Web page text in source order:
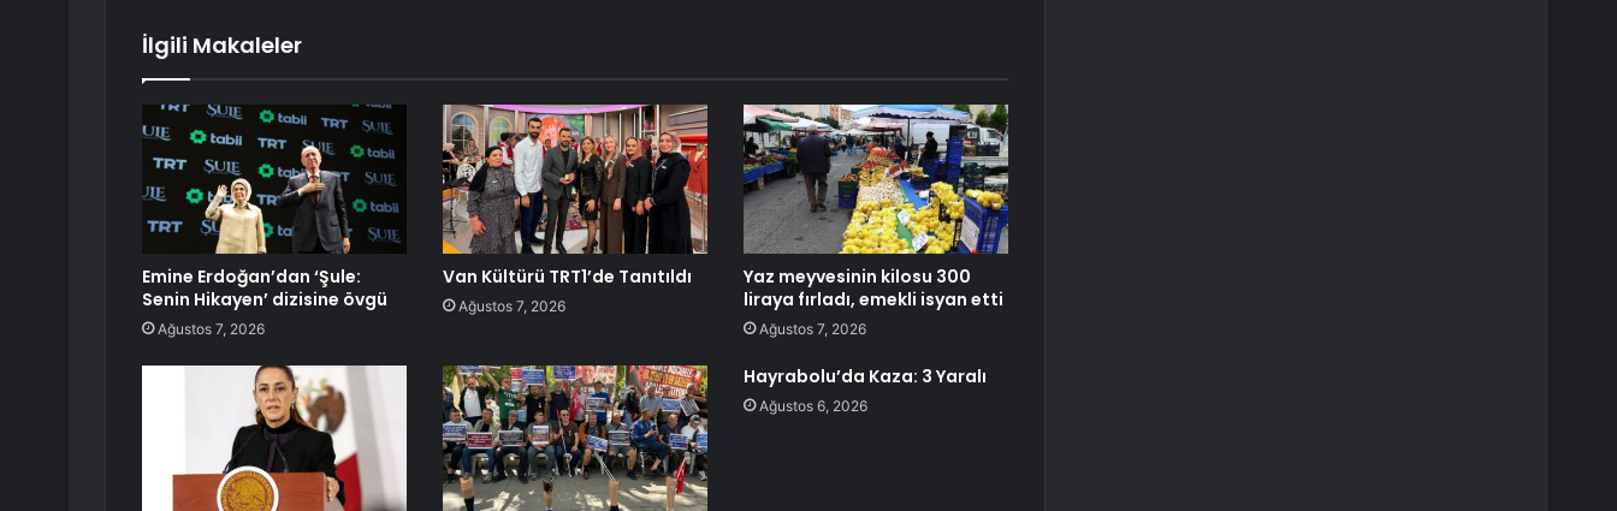
İlgili Makaleler
Emine Erdoğan’dan ‘Şule:
Senin Hikayen’ dizisine övgü
Ağustos 7, 2026
Van Kültürü TRT1’de Tanıtıldı
Ağustos 7, 2026
Yaz meyvesinin kilosu 300
liraya fırladı, emekli isyan etti
Ağustos 7, 2026
Hayrabolu’da Kaza: 3 Yaralı
Ağustos 6, 2026